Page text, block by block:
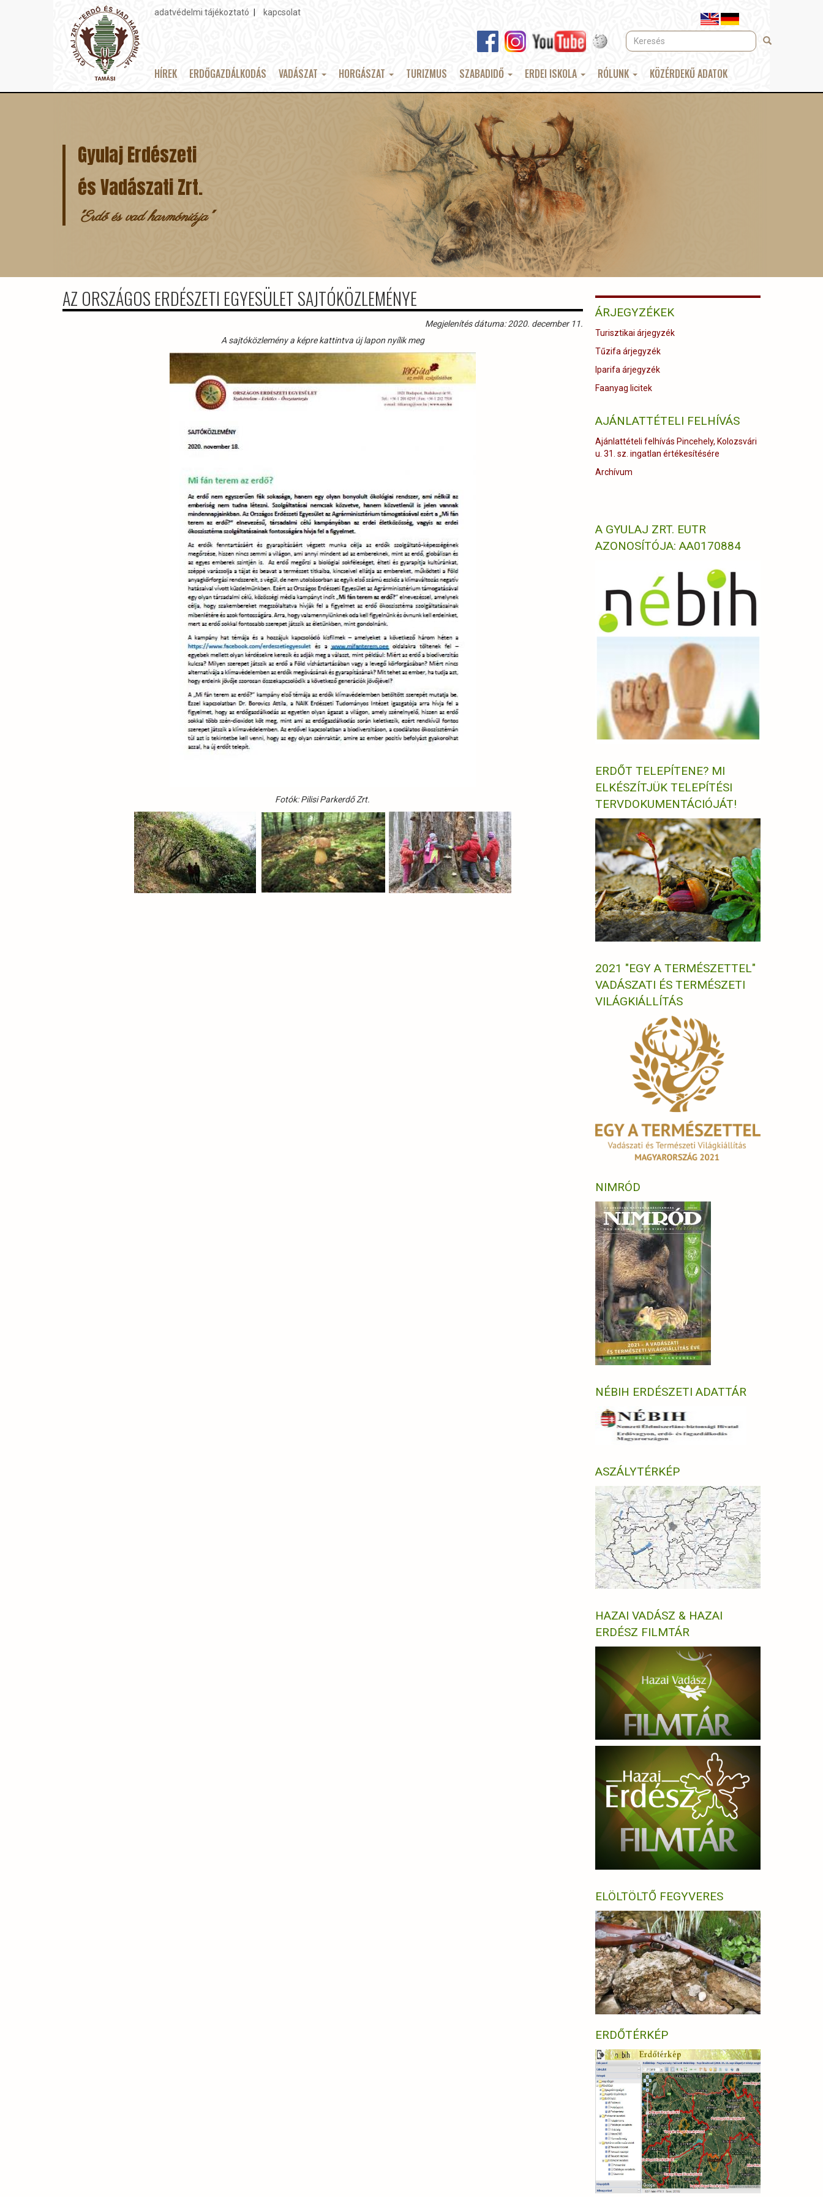
Topmenu
adatvédelmi tájékoztató kapcsolat
Keresés Keresés
Main
HÍREK ERDŐGAZDÁLKODÁS VADÁSZAT HORGÁSZAT TURIZMUS SZABADIDŐ ERDEI ISKOLA RÓLUNK KÖZÉRDEKŰ ADATOK
Gyulaj Erdészeti
és Vadászati Zrt.
"Erdő és vad harmóniája"
AZ ORSZÁGOS ERDÉSZETI EGYESÜLET SAJTÓKÖZLEMÉNYE
Megjelenítés dátuma: 2020. december 11.
A sajtóközlemény a képre kattintva új lapon nyílik meg
Fotók: Pilisi Parkerdő Zrt.
ÁRJEGYZÉKEK
Turisztikai árjegyzék
Tűzifa árjegyzék
Iparifa árjegyzék
Faanyag licitek
AJÁNLATTÉTELI FELHÍVÁS
Ajánlattételi felhívás Pincehely, Kolozsvári
u. 31. sz. ingatlan értékesítésére
Archívum
A GYULAJ ZRT. EUTR
AZONOSÍTÓJA: AA0170884
ERDŐT TELEPÍTENE? MI
ELKÉSZÍTJÜK TELEPÍTÉSI
TERVDOKUMENTÁCIÓJÁT!
2021 "EGY A TERMÉSZETTEL"
VADÁSZATI ÉS TERMÉSZETI
VILÁGKIÁLLÍTÁS
NIMRÓD
NÉBIH ERDÉSZETI ADATTÁR
ASZÁLYTÉRKÉP
HAZAI VADÁSZ & HAZAI
ERDÉSZ FILMTÁR
ELÖLTÖLTŐ FEGYVERES
ERDŐTÉRKÉP